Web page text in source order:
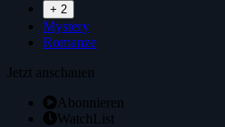
+ 2
Mystery
Romanze
Jetzt anschauen
Abonnieren
WatchList